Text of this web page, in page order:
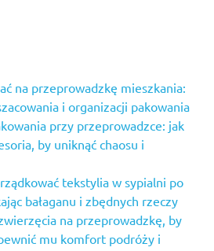
na przeprowadzkę mieszkania:
i organizacji pakowania
przy przeprowadzce: jak
by uniknąć chaosu i
tekstylia w sypialni po
bałaganu i zbędnych rzeczy
na przeprowadzkę, by
mu komfort podróży i